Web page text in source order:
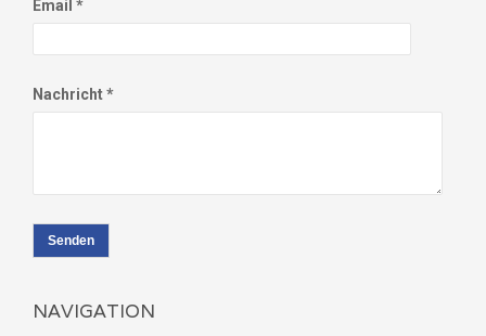
Email *
Nachricht *
Senden
NAVIGATION